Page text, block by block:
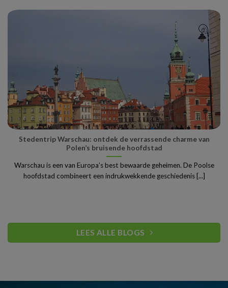
Stedentrip Warschau: ontdek de verrassende charme van
Polen’s bruisende hoofdstad
Warschau is een van Europa’s best bewaarde geheimen. De Poolse
hoofdstad combineert een indrukwekkende geschiedenis [...]
LEES ALLE BLOGS